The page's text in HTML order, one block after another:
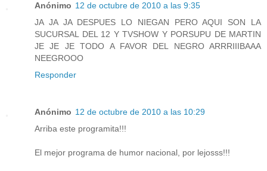
Anónimo 12 de octubre de 2010 a las 9:35
JA JA JA DESPUES LO NIEGAN PERO AQUI SON LA
SUCURSAL DEL 12 Y TVSHOW Y PORSUPU DE MARTIN
JE JE JE TODO A FAVOR DEL NEGRO ARRRIIIBAAA
NEEGROOO
Responder
Anónimo 12 de octubre de 2010 a las 10:29
Arriba este programita!!!
El mejor programa de humor nacional, por lejosss!!!